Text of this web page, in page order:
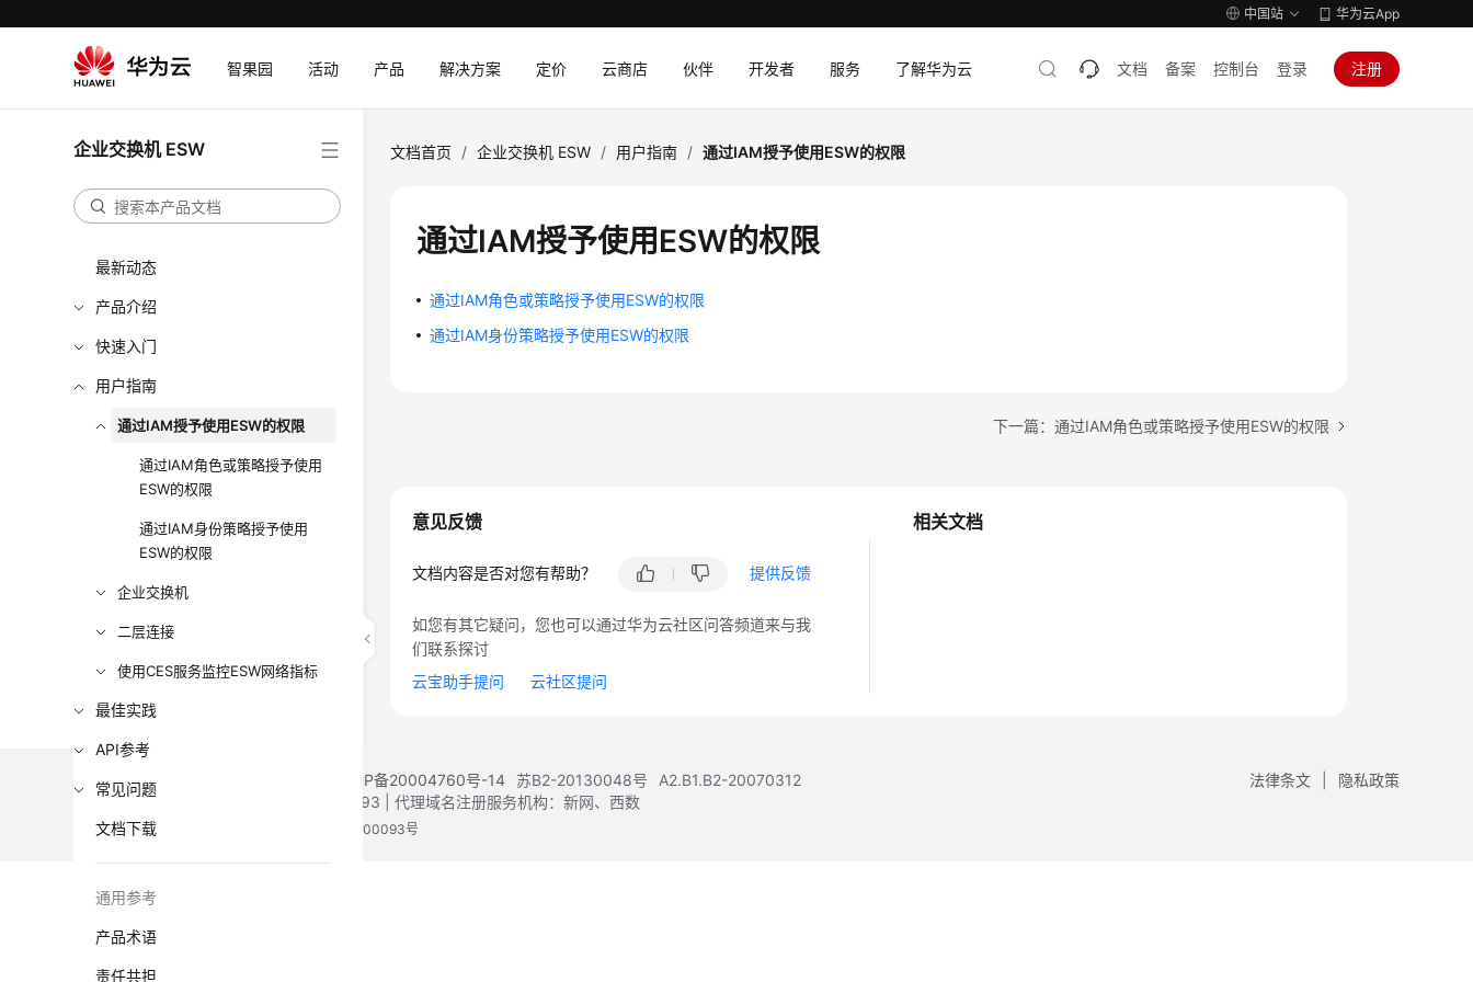
中国站 华为云App
智果园 活动 产品 解决方案 定价 云商店 伙伴 开发者 服务 了解华为云 文档 备案 控制台 登录 注册
企业交换机 ESW
最新动态
产品介绍
快速入门
用户指南
通过IAM授予使用ESW的权限
通过IAM角色或策略授予使用
ESW的权限
通过IAM身份策略授予使用
ESW的权限
企业交换机
二层连接
使用CES服务监控ESW网络指标
最佳实践
API参考
常见问题
文档下载
通用参考
产品术语
责任共担
文档首页 / 企业交换机 ESW / 用户指南 / 通过IAM授予使用ESW的权限
通过IAM授予使用ESW的权限
通过IAM角色或策略授予使用ESW的权限
通过IAM身份策略授予使用ESW的权限
下一篇：通过IAM角色或策略授予使用ESW的权限
相关文档
意见反馈
文档内容是否对您有帮助？ 提供反馈
如您有其它疑问，您也可以通过华为云社区问答频道来与我
们联系探讨
云宝助手提问
云社区提问
法律条文 隐私政策
©2026 Huaweicloud.com 版权所有 黔ICP备20004760号-14 苏B2-20130048号
A2.B1.B2-20070312
增值电信业务经营许可证：B1.B2-20200593 | 代理域名注册服务机构：新网、西数
电子营业执照 贵公网安备 52990002000093号